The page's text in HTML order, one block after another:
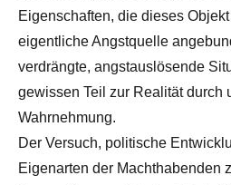
Eigenschaften, die dieses
eigentliche Angstquelle
verdrängte, angstauslösende
gewissen Teil zur Realität durch
Wahrnehmung.
Der Versuch, politische
Eigenarten der Machthabenden